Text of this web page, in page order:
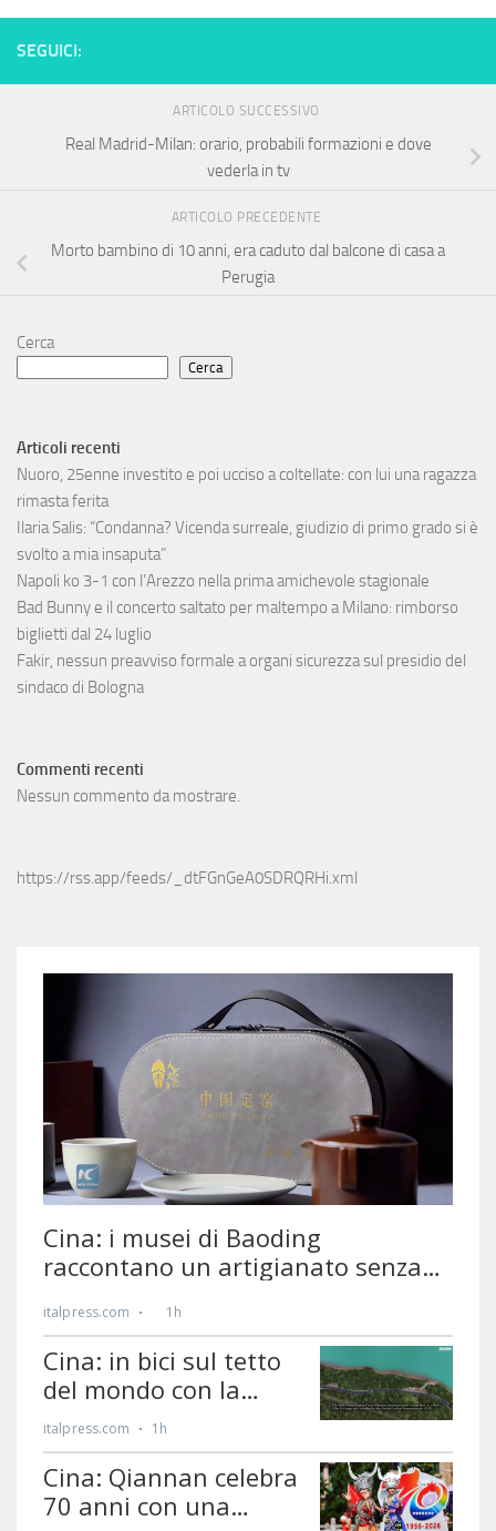
SEGUICI:
ARTICOLO SUCCESSIVO
Real Madrid-Milan: orario, probabili formazioni e dove
vederla in tv
ARTICOLO PRECEDENTE
Morto bambino di 10 anni, era caduto dal balcone di casa a
Perugia
Cerca
Cerca
Articoli recenti
Nuoro, 25enne investito e poi ucciso a coltellate: con lui una ragazza
rimasta ferita
Ilaria Salis: “Condanna? Vicenda surreale, giudizio di primo grado si è
svolto a mia insaputa”
Napoli ko 3-1 con l’Arezzo nella prima amichevole stagionale
Bad Bunny e il concerto saltato per maltempo a Milano: rimborso
biglietti dal 24 luglio
Fakir, nessun preavviso formale a organi sicurezza sul presidio del
sindaco di Bologna
Commenti recenti
Nessun commento da mostrare.
https://rss.app/feeds/_dtFGnGeA0SDRQRHi.xml